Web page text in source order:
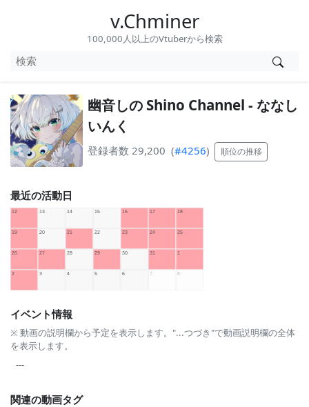
v.Chminer
100,000人以上のVtuberから検索
幽音しの Shino Channel - ななし
いんく
登録者数 29,200 (#4256) 順位の推移
最近の活動日
イベント情報
※ 動画の説明欄から予定を表示します。"...つづき"で動画説明欄の全体
を表示します。
---
関連の動画タグ